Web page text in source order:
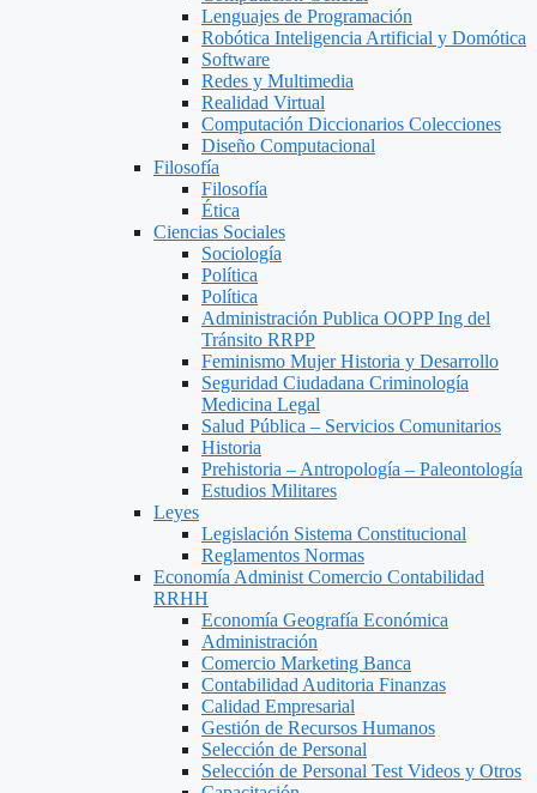
Lenguajes de Programación
Robótica Inteligencia Artificial y Domótica
Software
Redes y Multimedia
Realidad Virtual
Computación Diccionarios Colecciones
Diseño Computacional
Filosofía
Filosofía
Ética
Ciencias Sociales
Sociología
Política
Política
Administración Publica OOPP Ing del
Tránsito RRPP
Feminismo Mujer Historia y Desarrollo
Seguridad Ciudadana Criminología
Medicina Legal
Salud Pública – Servicios Comunitarios
Historia
Prehistoria – Antropología – Paleontología
Estudios Militares
Leyes
Legislación Sistema Constitucional
Reglamentos Normas
Economía Administ Comercio Contabilidad
RRHH
Economía Geografía Económica
Administración
Comercio Marketing Banca
Contabilidad Auditoria Finanzas
Calidad Empresarial
Gestión de Recursos Humanos
Selección de Personal
Selección de Personal Test Videos y Otros